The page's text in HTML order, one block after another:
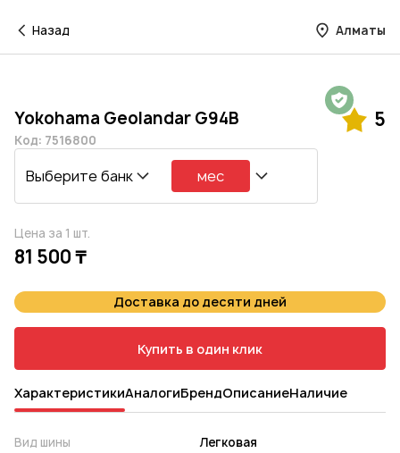
Назад Алматы
Yokohama Geolandar G94B 5
Код: 7516800
Выберите банк мес
Цена за 1 шт.
81 500 ₸
Доставка до десяти дней
Купить в один клик
ХарактеристикиАналогиБрендОписаниеНаличие
Вид шины
Легковая